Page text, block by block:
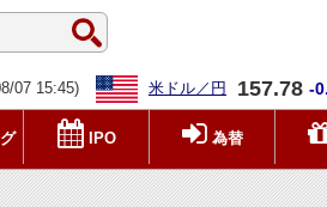
07 15:45) 米ドル／円 157.78 -
IPO 為替